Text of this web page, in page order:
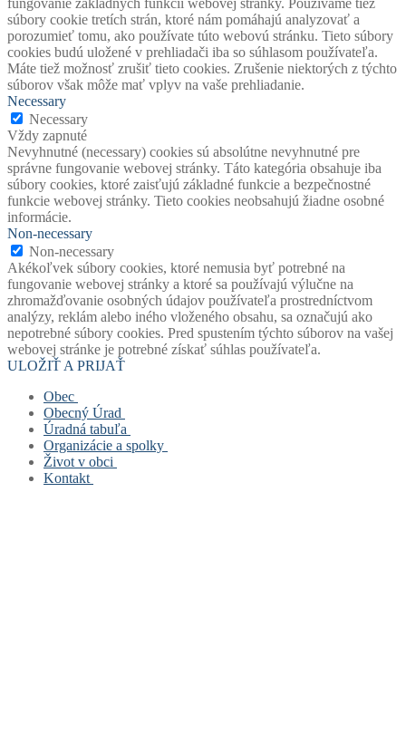
fungovanie základných funkcií webovej stránky. Používame tiež
súbory cookie tretích strán, ktoré nám pomáhajú analyzovať a
porozumieť tomu, ako používate túto webovú stránku. Tieto súbory
cookies budú uložené v prehliadači iba so súhlasom používateľa.
Máte tiež možnosť zrušiť tieto cookies. Zrušenie niektorých z týchto
súborov však môže mať vplyv na vaše prehliadanie.
Necessary
Necessary
Vždy zapnuté
Nevyhnutné (necessary) cookies sú absolútne nevyhnutné pre
správne fungovanie webovej stránky. Táto kategória obsahuje iba
súbory cookies, ktoré zaisťujú základné funkcie a bezpečnostné
funkcie webovej stránky. Tieto cookies neobsahujú žiadne osobné
informácie.
Non-necessary
Non-necessary
Akékoľvek súbory cookies, ktoré nemusia byť potrebné na
fungovanie webovej stránky a ktoré sa používajú výlučne na
zhromažďovanie osobných údajov používateľa prostredníctvom
analýzy, reklám alebo iného vloženého obsahu, sa označujú ako
nepotrebné súbory cookies. Pred spustením týchto súborov na vašej
webovej stránke je potrebné získať súhlas používateľa.
ULOŽIŤ A PRIJAŤ
Obec
Stará verzia webu
História obce
Mapový portál obce
Štatút obce
Symboly obce
Obecný Úrad
Obecný úrad
Starosta obce
Zástupca starostu
Hlavný kontrolór
Úradná tabuľa
Úradná tabuľa
Povinne zverejňované dokumenty
Civilná ochrana
Organizácie a spolky
Základná a materská škola
Obecná knižnica
Život v obci
Život v obci
Kontakt